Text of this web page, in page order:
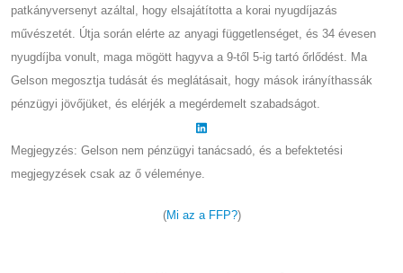
patkányversenyt azáltal, hogy elsajátította a korai nyugdíjazás
művészetét. Útja során elérte az anyagi függetlenséget, és 34 évesen
nyugdíjba vonult, maga mögött hagyva a 9-től 5-ig tartó őrlődést. Ma
Gelson megosztja tudását és meglátásait, hogy mások irányíthassák
pénzügyi jövőjüket, és elérjék a megérdemelt szabadságot.
Megjegyzés: Gelson nem pénzügyi tanácsadó, és a befektetési
megjegyzések csak az ő véleménye.
(Mi az a FFP?)